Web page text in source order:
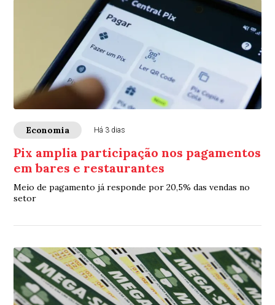
Economia Há 3 dias
Pix amplia participação nos pagamentos
em bares e restaurantes
Meio de pagamento já responde por 20,5% das vendas no
setor